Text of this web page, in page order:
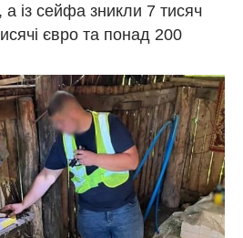
а із сейфа зникли 7 тисяч
євро та понад 200